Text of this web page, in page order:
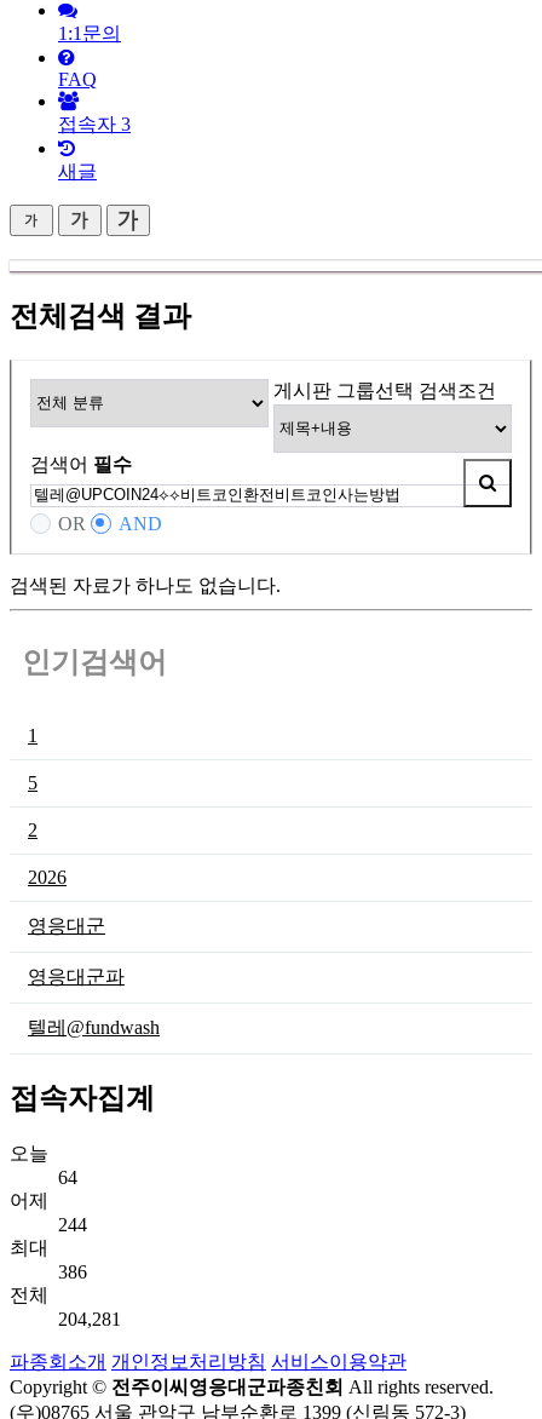
1:1문의
FAQ
접속자 3
새글
전체검색 결과
게시판 그룹선택 검색조건
검색어 필수
OR AND
검색된 자료가 하나도 없습니다.
인기검색어
1
5
2
2026
영응대군
영응대군파
텔레@fundwash
접속자집계
오늘
64
어제
244
최대
386
전체
204,281
파종회소개 개인정보처리방침 서비스이용약관
Copyright © 전주이씨영응대군파종친회 All rights reserved.
(우)08765 서울 관악구 남부순환로 1399 (신림동 572-3)